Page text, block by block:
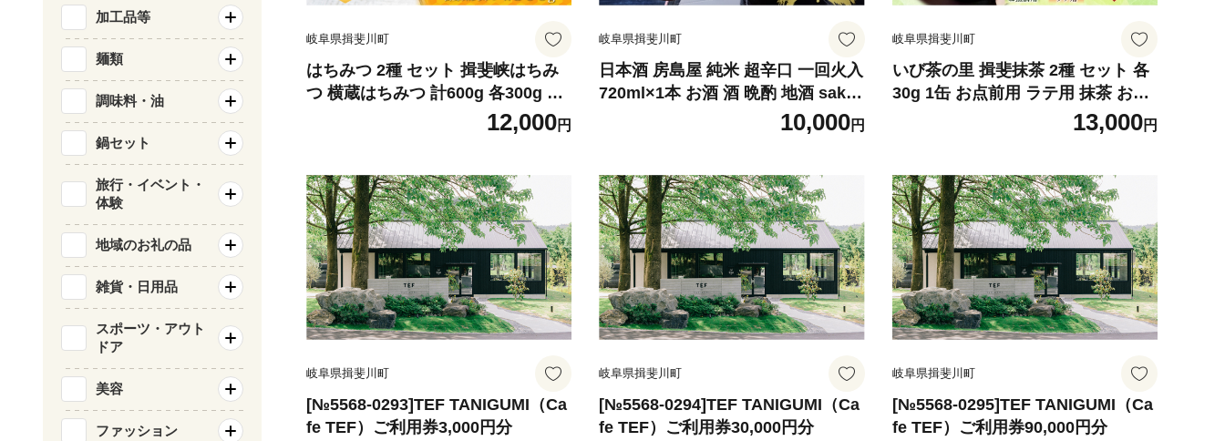
岐阜県揖斐川町
はちみつ 2種 セット 揖斐峡はちみ
つ 横蔵はちみつ 計600g 各300g 瓶
蜂蜜 ハチミツ 非加熱 天然 100% 百
花蜜 純粋 生はちみつ 国産 ハニー
贈り物 岐阜県 揖斐川町 送料無料 蜂
とステンド工房揖斐川
12,000円
岐阜県揖斐川町
日本酒 房島屋 純米 超辛口 一回火入
720ml×1本 お酒 酒 晩酌 地酒 sake
四合瓶 食中酒 辛口 プレゼント ギフ
ト 蔵元 お取り寄せ 所酒造 送料無料
10,000円
岐阜県揖斐川町
いび茶の里 揖斐抹茶 2種 セット 各
30g 1缶 お点前用 ラテ用 抹茶 お茶
茶葉 粉末茶 粉末緑茶 日本茶 お菓子
作り 製菓 パウダー 抹茶ラテ 抹茶オ
グリーンティ お取り寄せ ご当地 送
料無料 岐阜県 揖斐川町
13,000円
岐阜県揖斐川町
[№5568-0293]TEF TANIGUMI（Ca
fe TEF）ご利用券3,000円分
岐阜県揖斐川町
[№5568-0294]TEF TANIGUMI（Ca
fe TEF）ご利用券30,000円分
岐阜県揖斐川町
[№5568-0295]TEF TANIGUMI（Ca
fe TEF）ご利用券90,000円分
加工品等
麺類
調味料・油
鍋セット
旅行・イベント・
体験
地域のお礼の品
雑貨・日用品
スポーツ・アウト
ドア
美容
ファッション